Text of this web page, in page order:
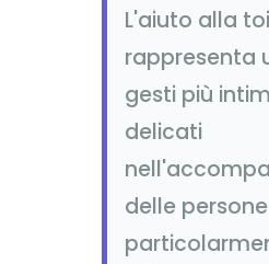
L'aiuto alla
rappresenta
gesti più
delicati
delle